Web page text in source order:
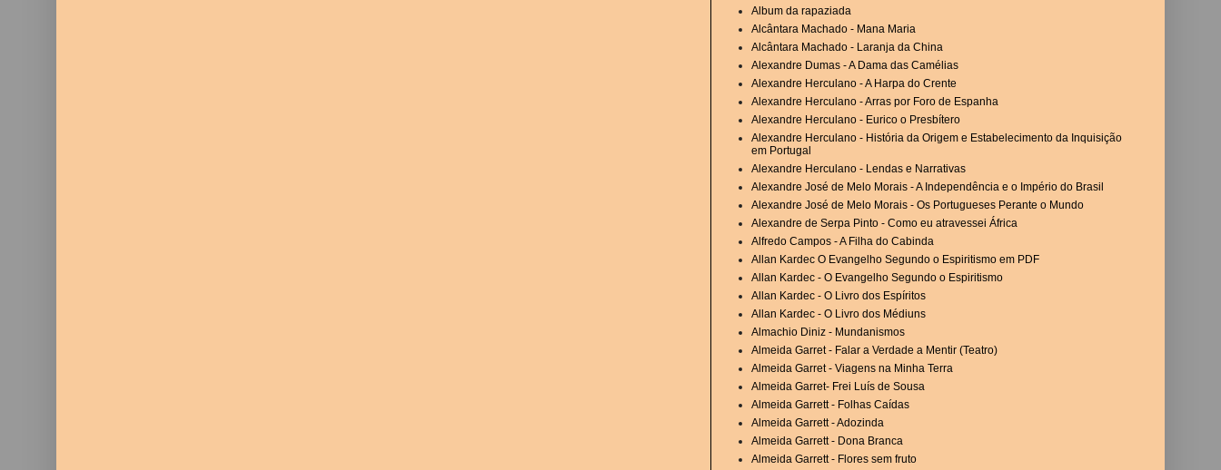
Album da rapaziada
Alcântara Machado - Mana Maria
Alcântara Machado - Laranja da China
Alexandre Dumas - A Dama das Camélias
Alexandre Herculano - A Harpa do Crente
Alexandre Herculano - Arras por Foro de Espanha
Alexandre Herculano - Eurico o Presbítero
Alexandre Herculano - História da Origem e Estabelecimento da Inquisição
em Portugal
Alexandre Herculano - Lendas e Narrativas
Alexandre José de Melo Morais - A Independência e o Império do Brasil
Alexandre José de Melo Morais - Os Portugueses Perante o Mundo
Alexandre de Serpa Pinto - Como eu atravessei África
Alfredo Campos - A Filha do Cabinda
Allan Kardec O Evangelho Segundo o Espiritismo em PDF
Allan Kardec - O Evangelho Segundo o Espiritismo
Allan Kardec - O Livro dos Espíritos
Allan Kardec - O Livro dos Médiuns
Almachio Diniz - Mundanismos
Almeida Garret - Falar a Verdade a Mentir (Teatro)
Almeida Garret - Viagens na Minha Terra
Almeida Garret- Frei Luís de Sousa
Almeida Garrett - Folhas Caídas
Almeida Garrett - Adozinda
Almeida Garrett - Dona Branca
Almeida Garrett - Flores sem fruto